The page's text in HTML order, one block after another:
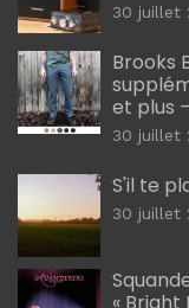
30 juillet
Brooks
et plus
30 juillet
S'il te
30 juillet